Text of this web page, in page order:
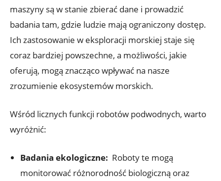
maszyny ⁤są​ w stanie zbierać dane i prowadzić
badania tam, gdzie⁤ ludzie mają ograniczony dostęp.
Ich zastosowanie w eksploracji morskiej staje się
coraz bardziej powszechne, a ⁢możliwości, jakie
oferują, mogą​ znacząco wpływać na nasze
zrozumienie⁤ ekosystemów morskich.
Wśród licznych funkcji‍ robotów podwodnych, warto
wyróżnić:
Badania ekologiczne: ⁣ Roboty te ‌mogą
monitorować różnorodność biologiczną ⁤oraz